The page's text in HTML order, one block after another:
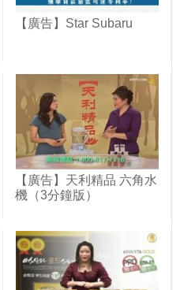
【廣告】Star Subaru
【廣告】天利精品 六角水
機（3分鐘版）